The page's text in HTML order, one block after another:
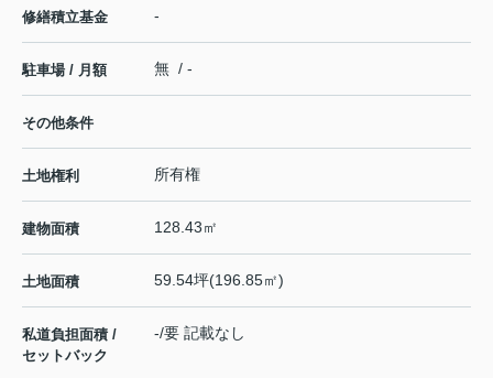
修繕積立基金 -
駐車場 / 月額 無 / -
その他条件
土地権利 所有権
建物面積 128.43㎡
土地面積 59.54坪(196.85㎡)
私道負担面積 /
セットバック
-/要 記載なし